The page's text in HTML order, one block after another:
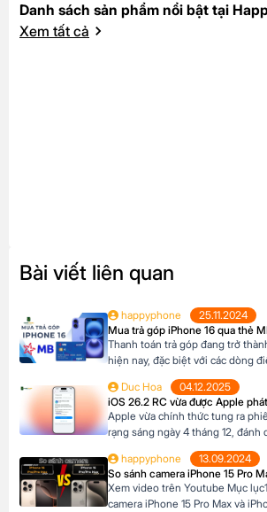
Danh sách sản phẩm nổi bật tại
Xem tất cả
Bài viết liên quan
happyphone
25.11.2024
Mua trả góp iPhone 16 qua thẻ
Thanh toán trả góp đang trở
hiện nay, đặc biệt với các dòng
khả năng tài chính tức thời của
Phone, khách hàng có thể lựa
Duc Hoa
04.12.2025
iOS 26.2 RC vừa được Apple
Apple vừa chính thức tung ra
rạng sáng ngày 4 tháng 12, đánh
Phiên bản này mang đến một số
vào việc nâng cao trải nghiệm
happyphone
13.09.2024
So sánh camera iPhone 15 Pro
Xem video trên Youtube Mục
camera iPhone 15 Pro Max và